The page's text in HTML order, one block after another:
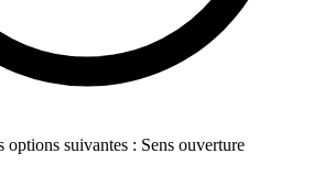
options suivantes : Sens ouverture